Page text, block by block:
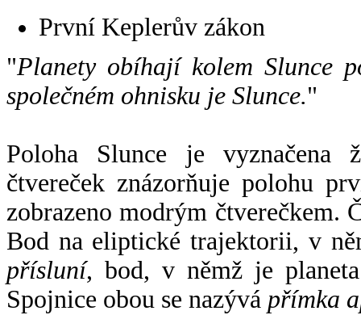
První Keplerův zákon
"Planety obíhají kolem Slunce
společném ohnisku je Slunce."
Poloha Slunce je vyznačena
čtvereček znázorňuje polohu
zobrazeno modrým čtverečkem.
Bod na eliptické trajektorii, v
přísluní, bod, v němž je
Spojnice obou se nazývá přímka